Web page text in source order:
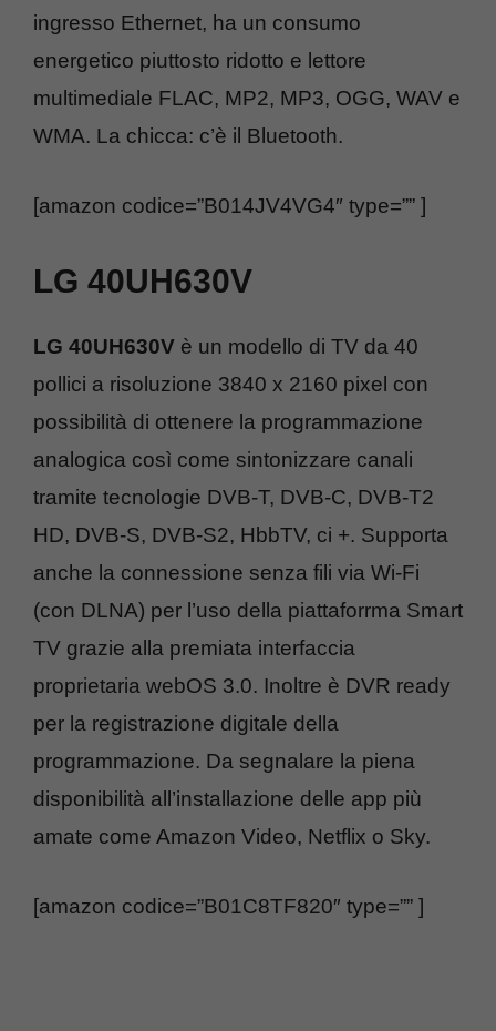
ingresso Ethernet, ha un consumo
energetico piuttosto ridotto e lettore
multimediale FLAC, MP2, MP3, OGG, WAV e
WMA. La chicca: c’è il Bluetooth.
[amazon codice=”B014JV4VG4″ type=”” ]
LG 40UH630V
LG 40UH630V è un modello di TV da 40
pollici a risoluzione 3840 x 2160 pixel con
possibilità di ottenere la programmazione
analogica così come sintonizzare canali
tramite tecnologie DVB-T, DVB-C, DVB-T2
HD, DVB-S, DVB-S2, HbbTV, ci +. Supporta
anche la connessione senza fili via Wi-Fi
(con DLNA) per l’uso della piattaforrma Smart
TV grazie alla premiata interfaccia
proprietaria webOS 3.0. Inoltre è DVR ready
per la registrazione digitale della
programmazione. Da segnalare la piena
disponibilità all’installazione delle app più
amate come Amazon Video, Netflix o Sky.
[amazon codice=”B01C8TF820″ type=”” ]